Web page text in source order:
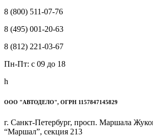
8 (800) 511-07-76
8 (495) 001-20-63
8 (812) 221-03-67
Пн-Пт: c 09 до 18
h
ООО "АВТОДЕЛО", ОГРН 1157847145829
г. Санкт-Петербург, просп. Маршала
“Маршал”, секция 213